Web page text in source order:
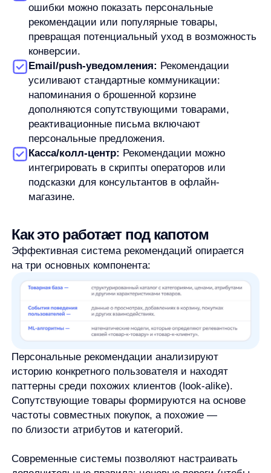
неперсонализированными рекомендациями:
популярными товарами, новинками или
Внедрение: сделать самим,
маркетплейсы или готовое решение
При внедрении рекомендаций у бизнеса есть три
In-house разработкадает полный контроль над
процессом, но требует существенных
инвестиций в команду, инфраструктуру и время
на разработку. Риски: долгий путь
к качественному результату и высокая
Решения маркетплейсов
(например, виджеты
от Яндекс. Маркет) внедряются быстро,
Готовые сервисы (как AnyRecs)предлагают
оптимальный баланс: быстрый старт, готовые
ML-алгоритмы, омниканальность, инструменты
эффективности.
получить результат с готовым решением и дальше
оптимизировать его под свои потребности, чем
тратить месяцы на разработку собственной
Типичные ошибки